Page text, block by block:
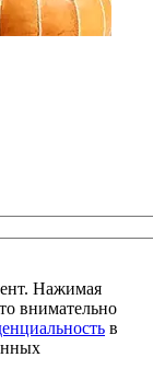
Нажимая
внимательно
в